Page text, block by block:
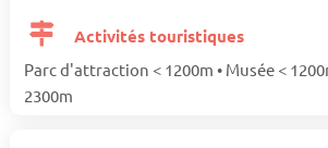
Activités touristiques
Parc d'attraction < 1200m • Musée <
2300m